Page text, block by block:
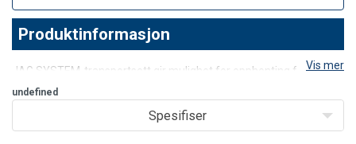
Produktinformasjon
JAG SYSTEM-transportsett gir mulighet for opphenting for ofre,
takket være dens 4:1 mekaniske fordel og utmerket effektivitet
(skiver med forseglede kulelager).
Det kollapsede settet er svært kompakt, slik at det kan brukes selv
Vis mer
undefined
Spesifiser